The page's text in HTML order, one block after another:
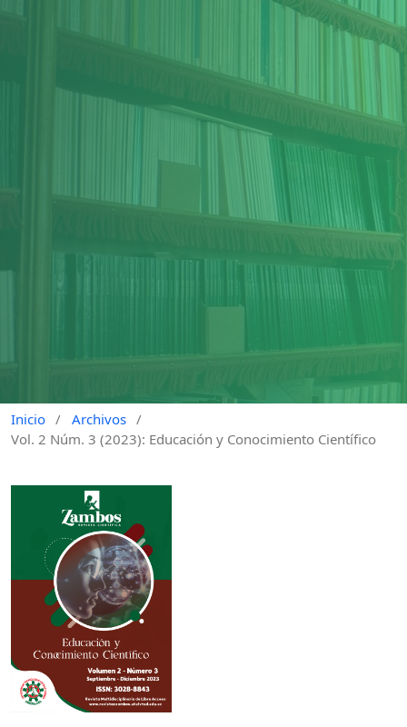
Inicio / Archivos /
Vol. 2 Núm. 3 (2023): Educación y Conocimiento Científico